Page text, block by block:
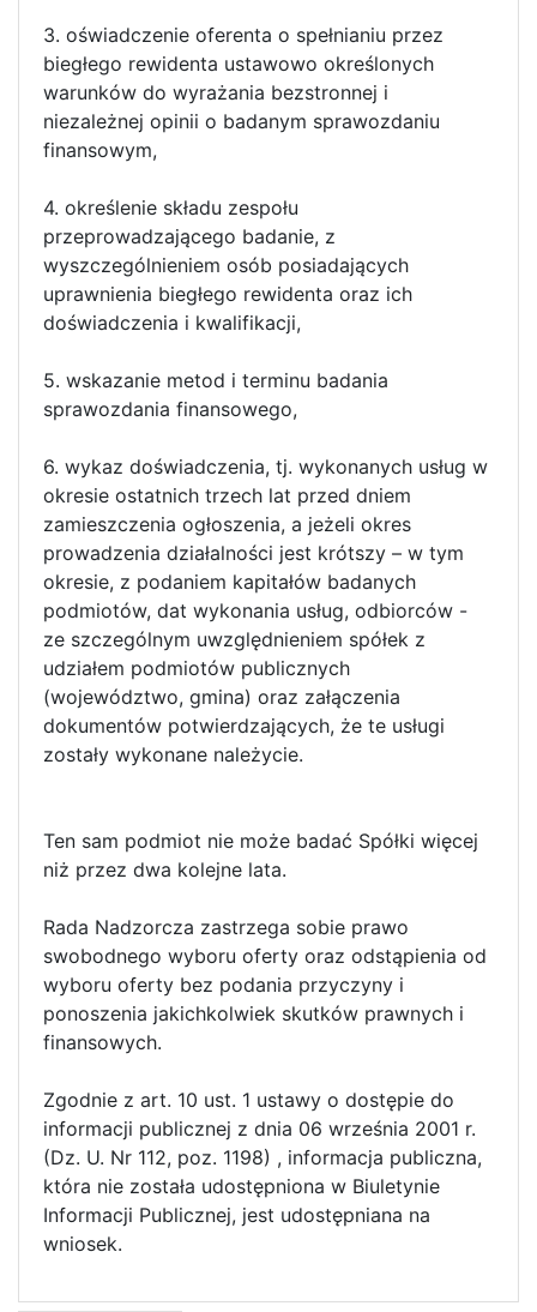
3. oświadczenie oferenta o spełnianiu przez
biegłego rewidenta ustawowo określonych
warunków do wyrażania bezstronnej i
niezależnej opinii o badanym sprawozdaniu
finansowym,
4. określenie składu zespołu
przeprowadzającego badanie, z
wyszczególnieniem osób posiadających
uprawnienia biegłego rewidenta oraz ich
doświadczenia i kwalifikacji,
5. wskazanie metod i terminu badania
sprawozdania finansowego,
6. wykaz doświadczenia, tj. wykonanych usług w
okresie ostatnich trzech lat przed dniem
zamieszczenia ogłoszenia, a jeżeli okres
prowadzenia działalności jest krótszy – w tym
okresie, z podaniem kapitałów badanych
podmiotów, dat wykonania usług, odbiorców -
ze szczególnym uwzględnieniem spółek z
udziałem podmiotów publicznych
(województwo, gmina) oraz załączenia
dokumentów potwierdzających, że te usługi
zostały wykonane należycie.
Ten sam podmiot nie może badać Spółki więcej
niż przez dwa kolejne lata.
Rada Nadzorcza zastrzega sobie prawo
swobodnego wyboru oferty oraz odstąpienia od
wyboru oferty bez podania przyczyny i
ponoszenia jakichkolwiek skutków prawnych i
finansowych.
Zgodnie z art. 10 ust. 1 ustawy o dostępie do
informacji publicznej z dnia 06 września 2001 r.
(Dz. U. Nr 112, poz. 1198) , informacja publiczna,
która nie została udostępniona w Biuletynie
Informacji Publicznej, jest udostępniana na
wniosek.